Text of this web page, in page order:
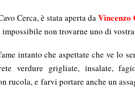
Cerca, è stata aperta daVincenzo
non trovarne uno di
intanto che aspettate che ve lo
verdure grigliate, insalate,
rucola, e farvi portare anche un